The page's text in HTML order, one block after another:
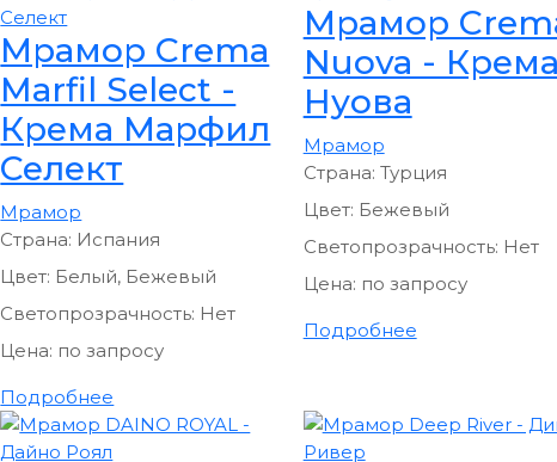
Мрамор Crema
Marfil Select -
Крема Марфил
Селект
Мрамор
Страна: Испания
Цвет: Белый, Бежевый
Светопрозрачность: Нет
Цена: по запросу
Подробнее
Мрамор
Nuova - Крема
Нуова
Мрамор
Страна: Турция
Цвет: Бежевый
Светопрозрачность: Нет
Цена: по запросу
Подробнее